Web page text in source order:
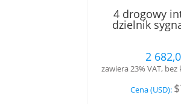
4 drogowy
dzielnik
wzmacniacz
2
zawiera 23% VAT,
Cena (USD):